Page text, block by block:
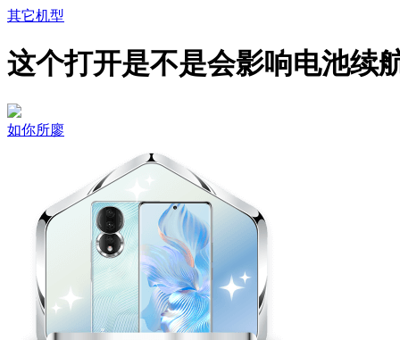
其它机型
这个打开是不是会影响电池续
如你所廖